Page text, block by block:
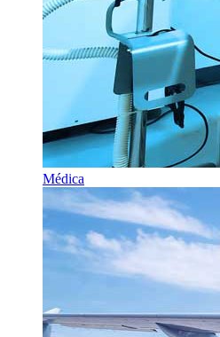
Médica